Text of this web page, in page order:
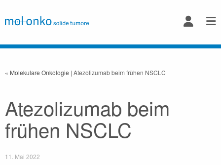
« Molekulare Onkologie | Atezolizumab beim frühen NSCLC
Atezolizumab beim
frühen NSCLC
11. Mai 2022